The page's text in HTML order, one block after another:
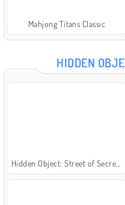
Mahjong Titans Classic
HIDDEN